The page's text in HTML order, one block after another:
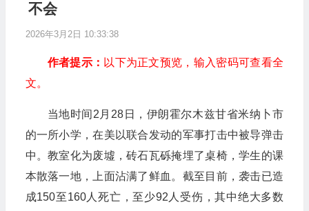
不会
2026年3月2日 10:33:38
作者提示： 以下为正文预览，输入密码可查看全
文。
当地时间2月28日，伊朗霍尔木兹甘省米纳卜市
的一所小学，在美以联合发动的军事打击中被导弹击
中。教室化为废墟，砖石瓦砾掩埋了桌椅，学生的课
本散落一地，上面沾满了鲜血。截至目前，袭击已造
成150至160人死亡，至少92人受伤，其中绝大多数